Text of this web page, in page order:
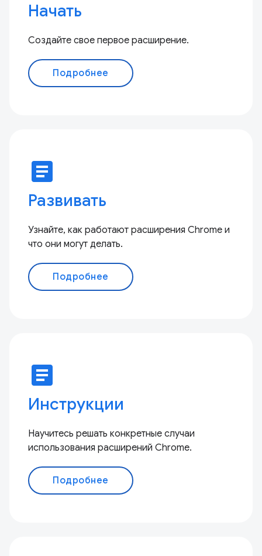
Начать
Создайте свое первое расширение.
Подробнее
article
Развивать
Узнайте, как работают расширения Chrome и
что они могут делать.
Подробнее
article
Инструкции
Научитесь решать конкретные случаи
использования расширений Chrome.
Подробнее